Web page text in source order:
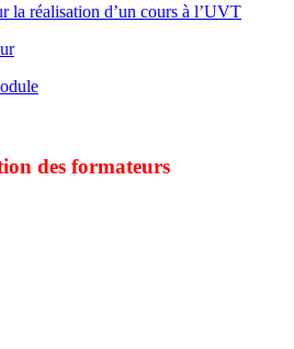
la réalisation d’un cours à l’UVT
des formateurs